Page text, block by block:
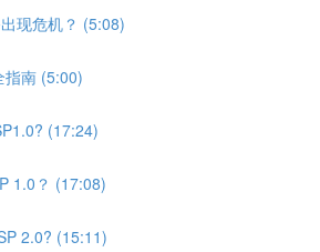
现危机？ (5:08)
指南 (5:00)
(17:24)
1.0？ (17:08)
2.0? (15:11)